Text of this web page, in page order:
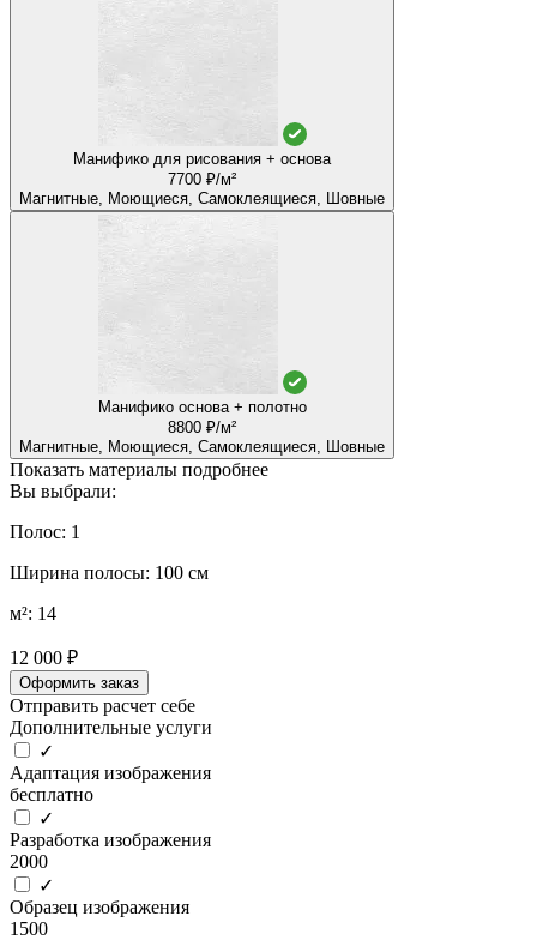
Манифико для рисования + основа
7700 ₽/м²
Магнитные, Моющиеся, Самоклеящиеся, Шовные
Манифико основа + полотно
8800 ₽/м²
Магнитные, Моющиеся, Самоклеящиеся, Шовные
Показать материалы подробнее
Вы выбрали:
Полос: 1
Ширина полосы: 100 см
м²: 14
12 000 ₽
Оформить заказ
Отправить расчет себе
Дополнительные услуги
✓
Адаптация изображения
бесплатно
✓
Разработка изображения
2000
✓
Образец изображения
1500